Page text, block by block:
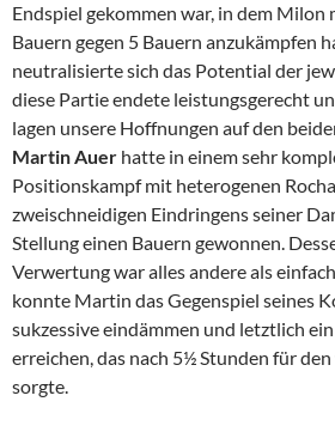
Endspiel gekommen war, in dem Milon
Bauern gegen 5 Bauern anzukämpfen
neutralisierte sich das Potential der
diese Partie endete leistungsgerecht
lagen unsere Hoffnungen auf den
Martin Auer hatte in einem sehr
Positionskampf mit heterogenen
zweischneidigen Eindringens seiner
Stellung einen Bauern gewonnen.
Verwertung war alles andere als
konnte Martin das Gegenspiel seines
sukzessive eindämmen und letztlich
erreichen, das nach 5½ Stunden für
sorgte.